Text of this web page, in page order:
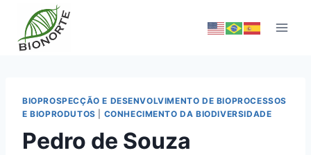
BIOPROSPECÇÃO E DESENVOLVIMENTO DE BIOPROCESSOS
E BIOPRODUTOS
CONHECIMENTO DA BIODIVERSIDADE
Pedro de Souza